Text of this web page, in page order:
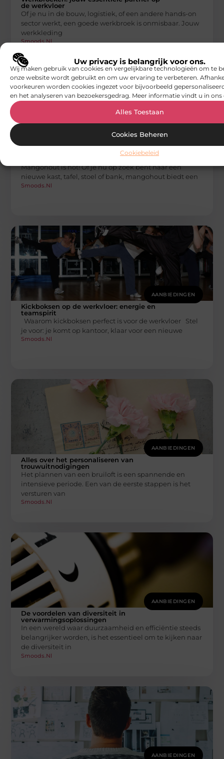
Uw privacy is belangrijk voor ons.
Wij maken gebruik van cookies en vergelijkbare technologieën om te
onze website wordt gebruikt en om uw ervaring te verbeteren.
voorkeuren worden cookies ingezet voor bijvoorbeeld
en het analyseren van bezoekersgedrag. Meer informatie vindt u in ons
Alles Toestaan
Cookies Beheren
Cookiebeleid
de werkvloer
Of je nu in de bouw, logistiek, of een andere hands-on
sector werkt, een goede werkbroek is onmisbaar. Jouw
werkkleding
Smoods.nl
De opkomst van mangohout in de digitale
Mangohout is hot! Of je nu op zoek bent naar een
nieuwe kast, tafel, stoel of bank, mangohout biedt een
Smoods.nl
AANBIEDINGEN
Kickboksen op de werkvloer: energie en
teamspirit
Waarom kickboksen perfect is voor de werkvloer Stel
je voor: je komt op kantoor, klaar voor een nieuwe
Smoods.nl
AANBIEDINGEN
Alles over het personaliseren van
trouwuitnodigingen
Het plannen van een bruiloft is een spannende en
intensieve periode. Een van de eerste stappen is het
versturen van
Smoods.nl
AANBIEDINGEN
De voordelen van diversiteit in
verwarmingsoplossingen
In een wereld waar duurzaamheid en efficiëntie steeds
belangrijker worden, is het essentieel om te kijken naar
de diversiteit in
Smoods.nl
AANBIEDINGEN